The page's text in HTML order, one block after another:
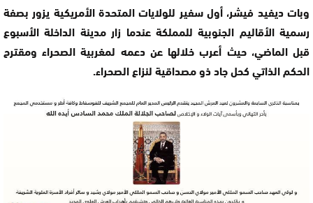
وبات ديفيد فيشر، أول سفير للولايات المتحدة الأمريكية يزور بصفة
رسمية الأقاليم الجنوبية للمملكة عندما زار مدينة الداخلة الأسبوع
قبل الماضي، حيث أعرب خلالها عن دعمه لمغربية الصحراء ومقترح
الحكم الذاتي كحل جاد ذو مصداقية لنزاع الصحراء.